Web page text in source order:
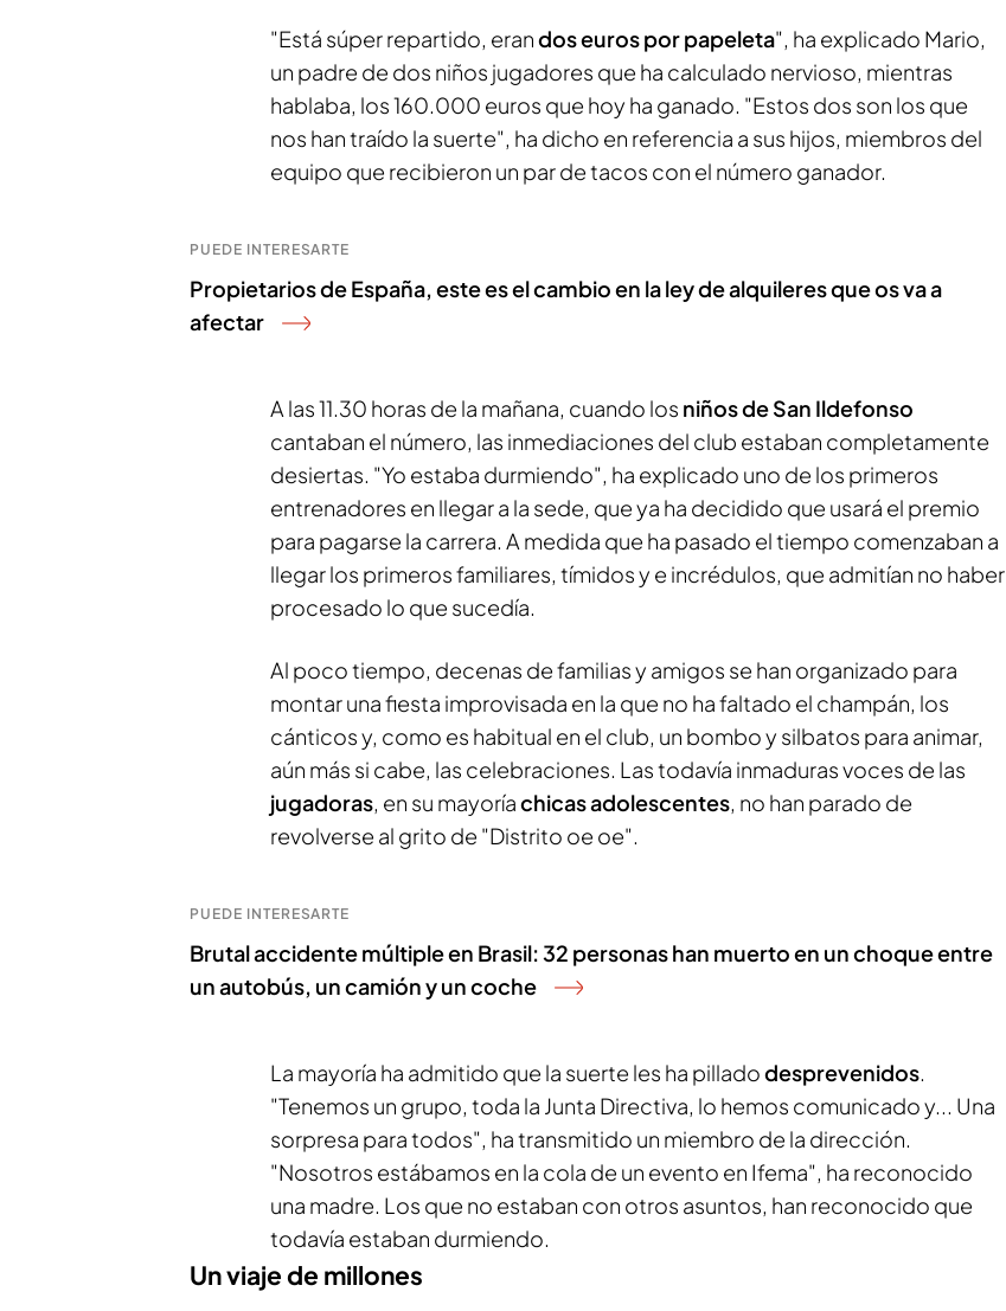
"Está súper repartido, erandos euros por papeleta", ha explicado Mario,
un padre de dos niños jugadores que ha calculado nervioso, mientras
hablaba, los 160.000 euros que hoy ha ganado. "Estos dos son los que
nos han traído la suerte", ha dicho en referencia a sus hijos, miembros del
equipo que recibieron un par de tacos con el número ganador.
PUEDE INTERESARTE
Propietarios de España, este es el cambio en la ley de alquileres que os va a
afectar
A las 11.30 horas de la mañana, cuando los niños de San Ildefonso
cantaban el número, las inmediaciones del club estaban completamente
desiertas. "Yo estaba durmiendo", ha explicado uno de los primeros
entrenadores en llegar a la sede, que ya ha decidido que usará el premio
para pagarse la carrera. A medida que ha pasado el tiempo comenzaban a
llegar los primeros familiares, tímidos y e incrédulos, que admitían no haber
procesado lo que sucedía.
Al poco tiempo, decenas de familias y amigos se han organizado para
montar una fiesta improvisada en la que no ha faltado el champán, los
cánticos y, como es habitual en el club, un bombo y silbatos para animar,
aún más si cabe, las celebraciones. Las todavía inmaduras voces de las
jugadoras, en su mayoríachicas adolescentes, no han parado de
revolverse al grito de "Distrito oe oe".
PUEDE INTERESARTE
Brutal accidente múltiple en Brasil: 32 personas han muerto en un choque entre
un autobús, un camión y un coche
La mayoría ha admitido que la suerte les ha pilladodesprevenidos.
"Tenemos un grupo, toda la Junta Directiva, lo hemos comunicado y... Una
sorpresa para todos", ha transmitido un miembro de la dirección.
"Nosotros estábamos en la cola de un evento en Ifema", ha reconocido
una madre. Los que no estaban con otros asuntos, han reconocido que
todavía estaban durmiendo.
Un viaje de millones